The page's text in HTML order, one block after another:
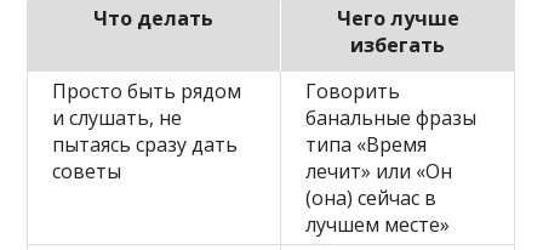
Что делать
Чего лучше
избегать
Просто быть рядом
и слушать, не
пытаясь сразу дать
советы
Говорить
банальные фразы
типа «Время
лечит» или «Он
(она) сейчас в
лучшем месте»